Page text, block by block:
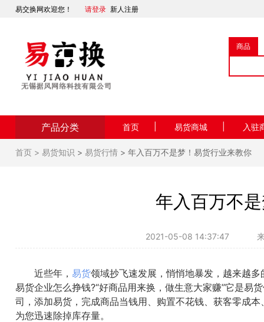
易交换网欢迎您！ 请登录 新人注册
商品
产品分类 首页 易货商城 入驻
首页 > 易货知识 > 易货行情 > 年入百万不是梦！易货行业来教你
年入百万不
2021-05-08 14:37:47
近些年， 易货领域抄飞速发展，悄悄地暴发，越来越
易货企业怎么挣钱?“好商品用来换，做生意大家赚”它是
司，添加易货，完成商品当钱用、购置不花钱、获客零成
为您迅速除掉库存量。